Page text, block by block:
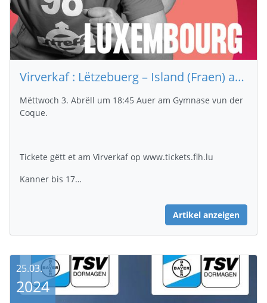
Virverkaf : Lëtzebuerg – Island (Fraen) am Kader vun den Women's EHF EURO 2024 Qualifiers
Mëttwoch 3. Abrëll um 18:45 Auer am Gymnase vun der
Coque.
Tickete gëtt et am Virverkaf op www.tickets.flh.lu
Kanner bis 17…
Artikel anzeigen
25.03.
2024